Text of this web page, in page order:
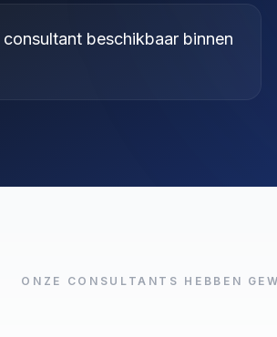
beschikbaar binnen
ONZE CONSULTANTS HEBBEN